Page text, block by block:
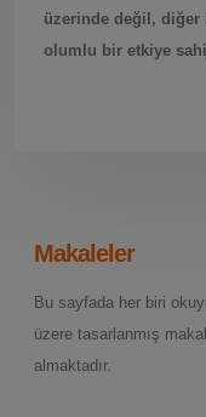
üzerinde değil,
olumlu bir etkiye
Makaleler
Bu sayfada her biri
üzere tasarlanmış
almaktadır.